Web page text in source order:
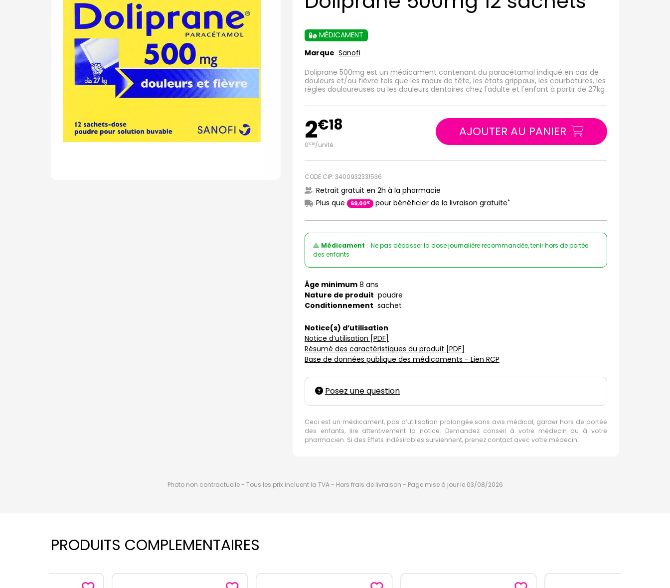
MÉDICAMENT
Marque Sanofi
Doliprane 500mg est un médicament contenant du paracétamol indiqué en cas de
douleurs et/ou fièvre tels que les maux de tête, les états grippaux, les courbatures, les
règles douloureuses ou les douleurs dentaires chez l'adulte et l'enfant à partir de 27kg
2€18
0€18/unité
AJOUTER AU PANIER
CODE CIP: 3400932331536
Retrait gratuit en 2h à la pharmacie
Plus que
69,00€ pour bénéficier de la livraison gratuite*
Médicament : Ne pas dépasser la dose journalière recommandée, tenir hors de portée
des enfants
Âge minimum 8 ans
Nature de produit poudre
Conditionnement sachet
Notice(s) d’utilisation
Notice d’utilisation [PDF]
Résumé des caractéristiques du produit [PDF]
Base de données publique des médicaments - Lien RCP
Posez une question
Ceci est un médicament, pas d’utilisation prolongée sans avis médical, garder hors de portée
des enfants, lire attentivement la notice. Demandez conseil à votre médecin ou à votre
pharmacien. Si des Effets indésirables surviennent, prenez contact avec votre médecin.
Photo non contractuelle - Tous les prix incluent la TVA - Hors frais de livraison - Page mise à jour le 03/08/2026
PRODUITS COMPLEMENTAIRES